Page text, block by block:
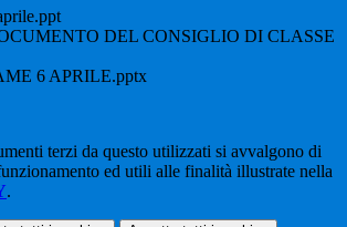
DEL CONSIGLIO DI CLASSE
6 APRILE.pptx
terzi da questo utilizzati si avvalgono di
ed utili alle finalità illustrate nella
.